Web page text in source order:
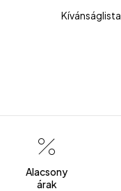
Kívánságlista
Alacsony
árak